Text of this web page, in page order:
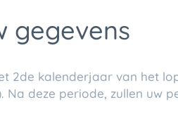
gegevens
2de kalenderjaar van het
deze periode, zullen uw